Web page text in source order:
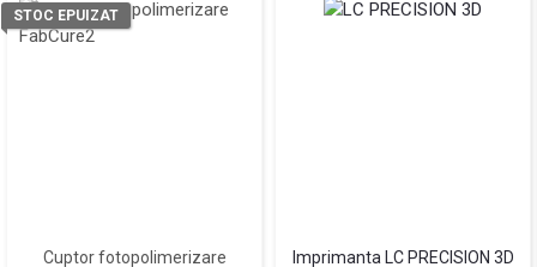
Cuptor fotopolimerizare
STOC EPUIZAT
Imprimanta LC PRECISION 3D